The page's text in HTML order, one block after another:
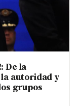
De la
autoridad y
grupos